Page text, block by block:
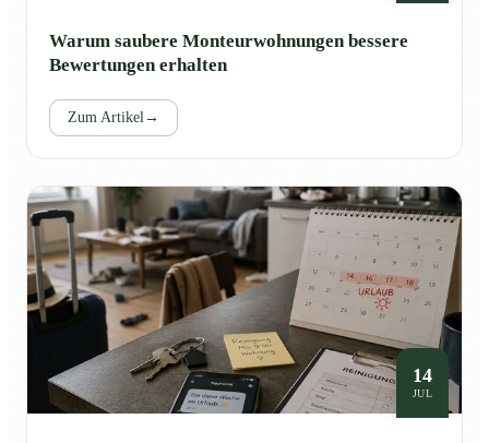
Warum saubere Monteurwohnungen bessere
Bewertungen erhalten
Zum Artikel →
14
JUL